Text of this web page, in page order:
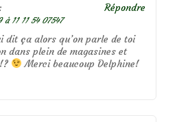
à 11 11 54 07547
dit ça alors qu’on parle de toi
dans plein de magasines et
Merci beaucoup Delphine!
Répondre